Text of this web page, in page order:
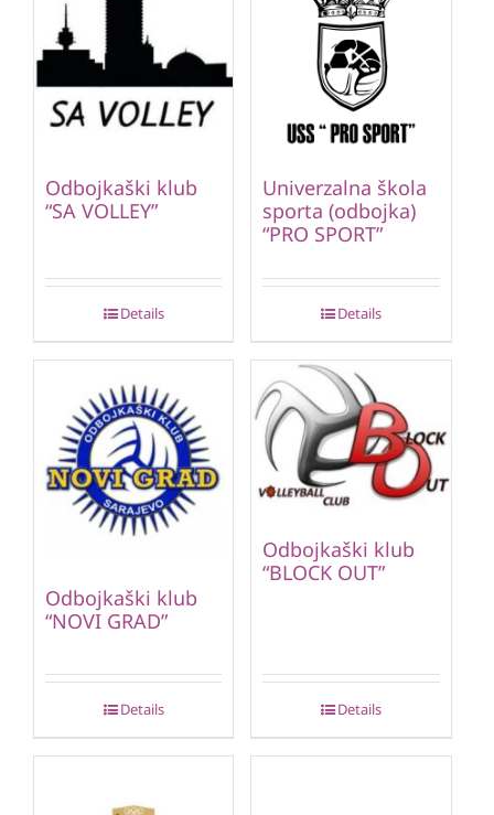
Odbojkaški klub
“SA VOLLEY”
Details
Univerzalna škola
sporta (odbojka)
“PRO SPORT”
Details
Odbojkaški klub
“NOVI GRAD”
Details
Odbojkaški klub
“BLOCK OUT”
Details